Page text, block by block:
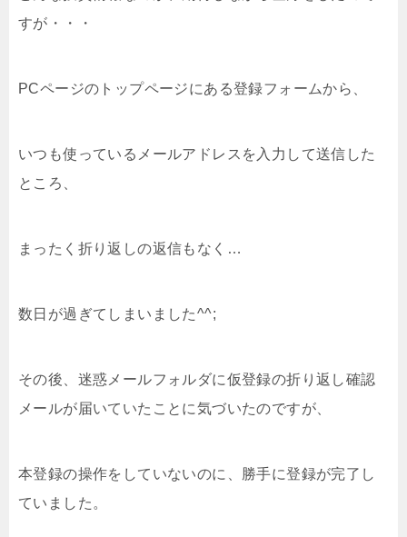
すが・・・
PCページのトップページにある登録フォームから、
いつも使っているメールアドレスを入力して送信した
ところ、
まったく折り返しの返信もなく…
数日が過ぎてしまいました^^;
その後、迷惑メールフォルダに仮登録の折り返し確認
メールが届いていたことに気づいたのですが、
本登録の操作をしていないのに、勝手に登録が完了し
ていました。